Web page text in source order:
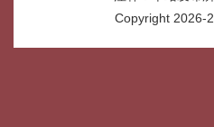
Copyright 2026-